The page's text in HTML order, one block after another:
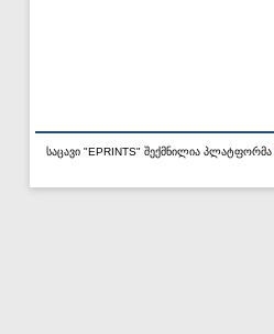
საცავი "EPRINTS" შექმნილია პლატფორმა